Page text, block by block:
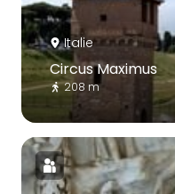
Italie
Circus Maximus
208 m